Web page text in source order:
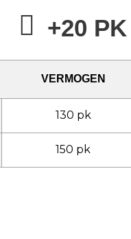
+20 PK
VERMOGEN
130 pk
150 pk